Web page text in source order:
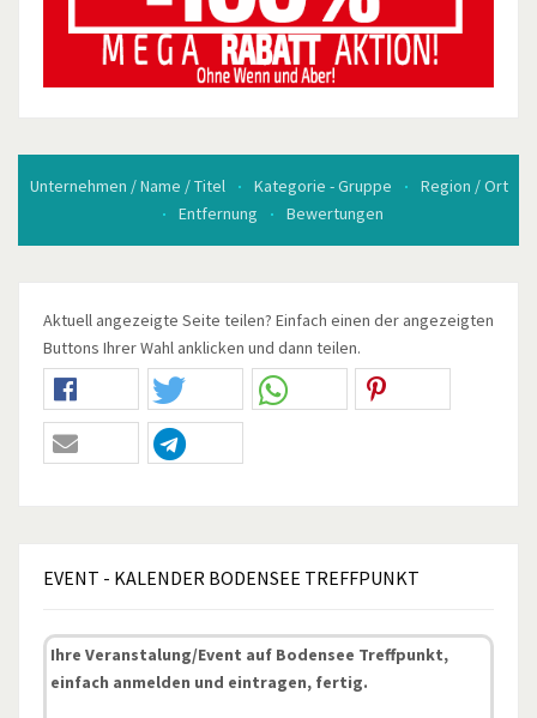
Unternehmen / Name / Titel Kategorie - Gruppe
Region / Ort
Entfernung
Bewertungen
Aktuell angezeigte Seite teilen? Einfach einen der angezeigten
Buttons Ihrer Wahl anklicken und dann teilen.
EVENT - KALENDER BODENSEE TREFFPUNKT
Ihre Veranstalung/Event auf Bodensee Treffpunkt,
einfach anmelden und eintragen, fertig.